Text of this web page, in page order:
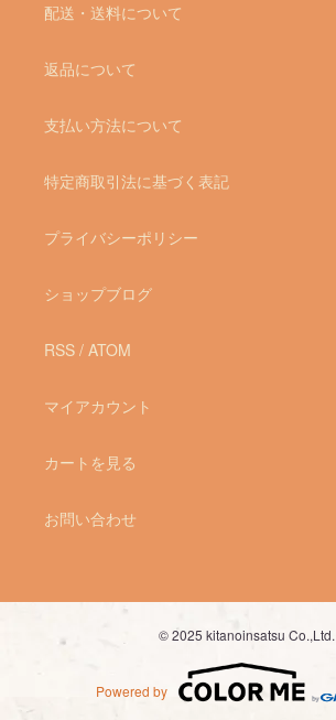
配送・送料について
返品について
支払い方法について
特定商取引法に基づく表記
プライバシーポリシー
ショップブログ
RSS / ATOM
マイアカウント
カートを見る
お問い合わせ
© 2025 kitanoinsatsu Co.,Ltd.
Powered by